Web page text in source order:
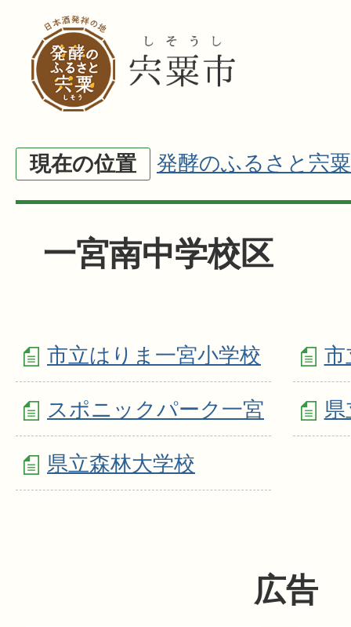
現在の位置 発酵のふるさと宍粟
一宮南中学校区
市立はりま一宮小学校 市
スポニックパーク一宮
県立森林大学校
広告